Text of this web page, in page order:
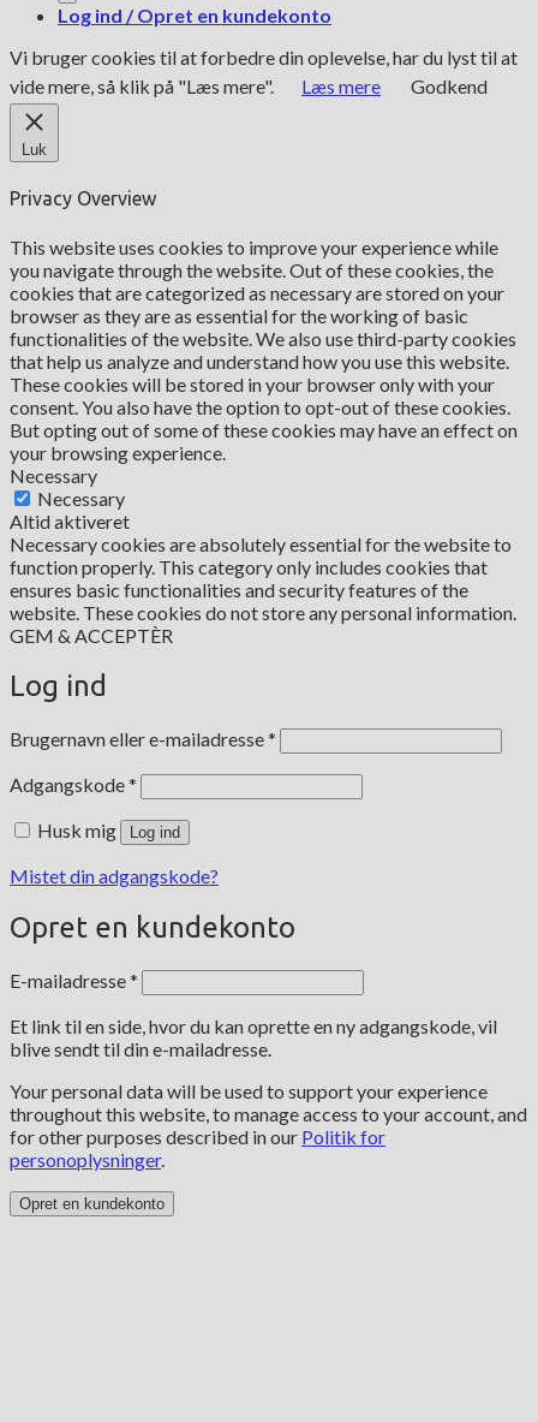
Log ind / Opret en kundekonto
Vi bruger cookies til at forbedre din oplevelse, har du lyst til at
vide mere, så klik på "Læs mere".
Læs mere Godkend
Luk
Privacy Overview
This website uses cookies to improve your experience while
you navigate through the website. Out of these cookies, the
cookies that are categorized as necessary are stored on your
browser as they are as essential for the working of basic
functionalities of the website. We also use third-party cookies
that help us analyze and understand how you use this website.
These cookies will be stored in your browser only with your
consent. You also have the option to opt-out of these cookies.
But opting out of some of these cookies may have an effect on
your browsing experience.
Necessary
Necessary
Altid aktiveret
Necessary cookies are absolutely essential for the website to
function properly. This category only includes cookies that
ensures basic functionalities and security features of the
website. These cookies do not store any personal information.
GEM & ACCEPTÈR
Log ind
Brugernavn eller e-mailadresse*
Adgangskode*
Husk mig Log ind
Mistet din adgangskode?
Opret en kundekonto
E-mailadresse*
Et link til en side, hvor du kan oprette en ny adgangskode, vil
blive sendt til din e-mailadresse.
Your personal data will be used to support your experience
throughout this website, to manage access to your account, and
for other purposes described in our Politik for
personoplysninger.
Opret en kundekonto